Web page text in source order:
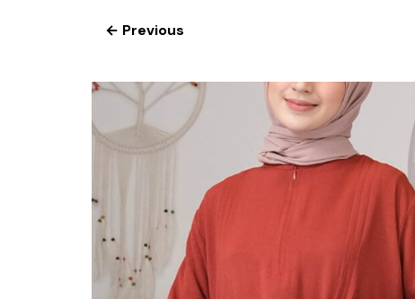
← Previous